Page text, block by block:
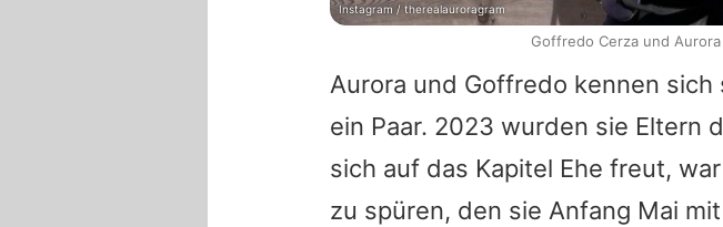
Aurora und Goffredo kennen sich
ein Paar. 2023 wurden sie Eltern
sich auf das Kapitel Ehe freut,
zu spüren, den sie Anfang Mai mit
Instagram / therealauroragram
Goffredo Cerza und